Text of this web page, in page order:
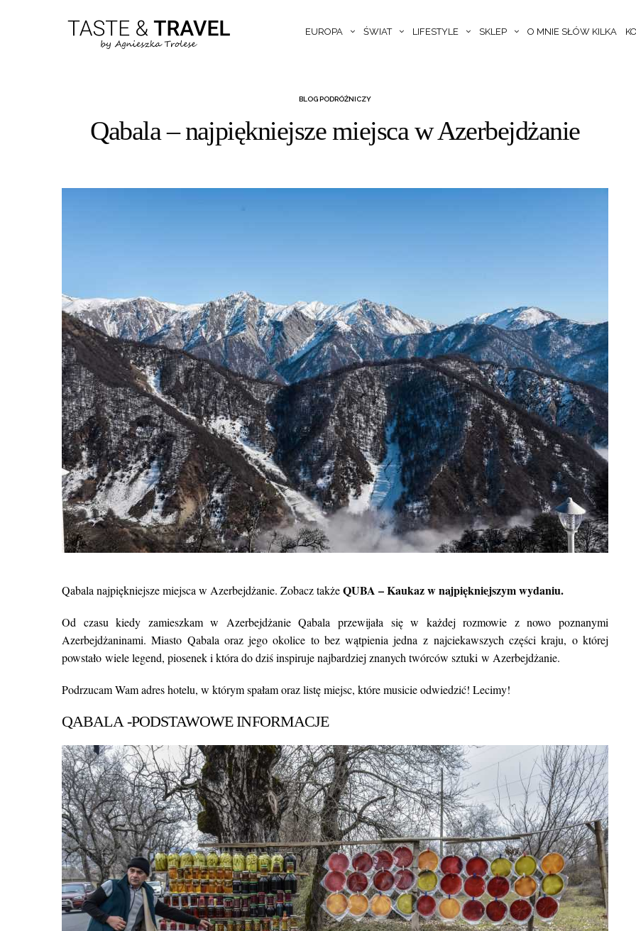
EUROPA ŚWIAT LIFESTYLE SKLEP O MNIE SŁÓW KILKA
BLOG PODRÓŻNICZY
Qabala – najpiękniejsze miejsca w Azerbejdżanie
Qabala najpiękniejsze miejsca w Azerbejdżanie. Zobacz takżeQUBA – Kaukaz w najpiękniejszym wydaniu.
Od czasu kiedy zamieszkam w Azerbejdżanie Qabala przewijała się w każdej rozmowie z nowo poznanymi
Azerbejdżaninami. Miasto Qabala oraz jego okolice to bez wątpienia jedna z najciekawszych części kraju, o której
powstało wiele legend, piosenek i która do dziś inspiruje najbardziej znanych twórców sztuki w Azerbejdżanie.
Podrzucam Wam adres hotelu, w którym spałam oraz listę miejsc, które musicie odwiedzić! Lecimy!
QABALA -PODSTAWOWE INFORMACJE
gdzie warto się wybrać
miejsc, w których może
BLOG
Najpiękniejsze miasta w
warto w nich